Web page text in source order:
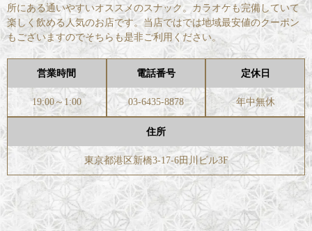
所にある通いやすいオススメのスナック。カラオケも完備していて
楽しく飲める人気のお店です。当店ではでは地域最安値のクーポン
もございますのでそちらも是非ご利用ください。
営業時間
19:00～1:00
電話番号
03-6435-8878
定休日
年中無休
住所
東京都港区新橋3-17-6田川ビル3F